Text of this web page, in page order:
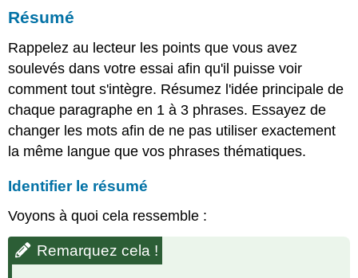
Résumé
Rappelez au lecteur les points que vous avez
soulevés dans votre essai afin qu'il puisse voir
comment tout s'intègre. Résumez l'idée principale de
chaque paragraphe en 1 à 3 phrases. Essayez de
changer les mots afin de ne pas utiliser exactement
la même langue que vos phrases thématiques.
Identifier le résumé
Voyons à quoi cela ressemble :
Remarquez cela !